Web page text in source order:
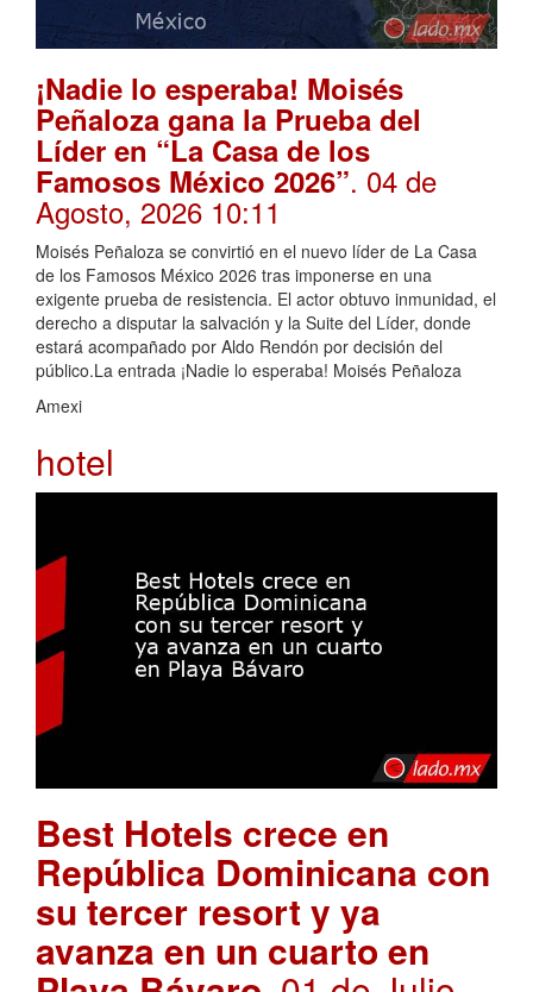
¡Nadie lo esperaba! Moisés
Peñaloza gana la Prueba del
Líder en “La Casa de los
Famosos México 2026”. 04 de
Agosto, 2026 10:11
Moisés Peñaloza se convirtió en el nuevo líder de La Casa
de los Famosos México 2026 tras imponerse en una
exigente prueba de resistencia. El actor obtuvo inmunidad, el
derecho a disputar la salvación y la Suite del Líder, donde
estará acompañado por Aldo Rendón por decisión del
público.La entrada ¡Nadie lo esperaba! Moisés Peñaloza
Amexi
hotel
Best Hotels crece en
República Dominicana con
su tercer resort y ya
avanza en un cuarto en